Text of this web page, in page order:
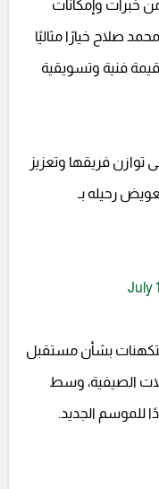
خبرات وإمكانات
صلاح خيارًا مثاليًا
فنية وتسويقية
فريقها وتعزيز
رحيله بـ
July
بشأن مستقبل
الصيفية، وسط
للموسم الجديد.